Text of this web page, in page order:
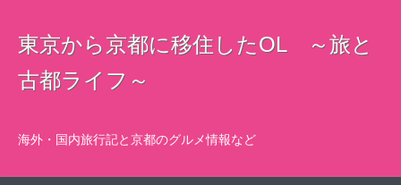
東京から京都に移住したOL ～旅と
古都ライフ～
海外・国内旅行記と京都のグルメ情報など